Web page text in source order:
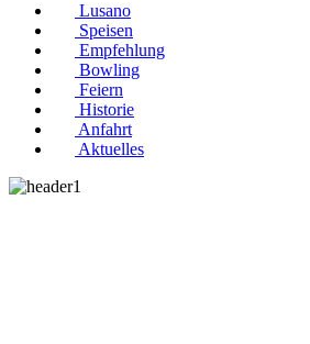
Lusano
Speisen
Empfehlung
Bowling
Feiern
Historie
Anfahrt
Aktuelles